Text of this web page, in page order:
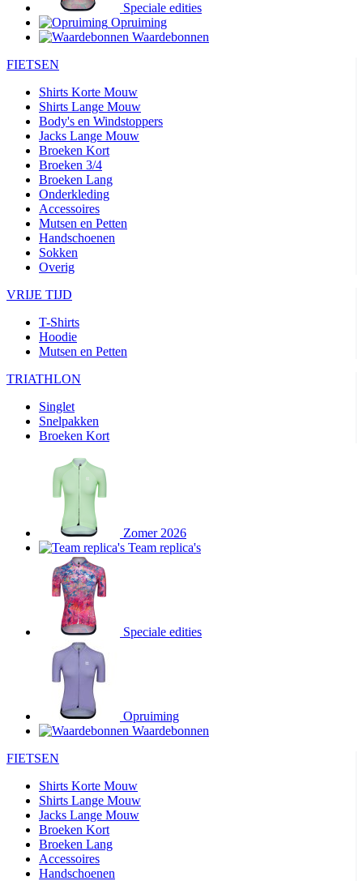
Speciale edities
Opruiming
Waardebonnen
FIETSEN
Shirts Korte Mouw
Shirts Lange Mouw
Body's en Windstoppers
Jacks Lange Mouw
Broeken Kort
Broeken 3/4
Broeken Lang
Onderkleding
Accessoires
Mutsen en Petten
Handschoenen
Sokken
Overig
VRIJE TIJD
T-Shirts
Hoodie
Mutsen en Petten
TRIATHLON
Singlet
Snelpakken
Broeken Kort
Zomer 2026
Team replica's
Speciale edities
Opruiming
Waardebonnen
FIETSEN
Shirts Korte Mouw
Shirts Lange Mouw
Jacks Lange Mouw
Broeken Kort
Broeken Lang
Accessoires
Handschoenen